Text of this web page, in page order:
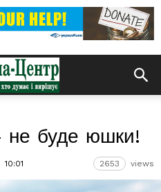
не буде юшки!
10:01 2653 views